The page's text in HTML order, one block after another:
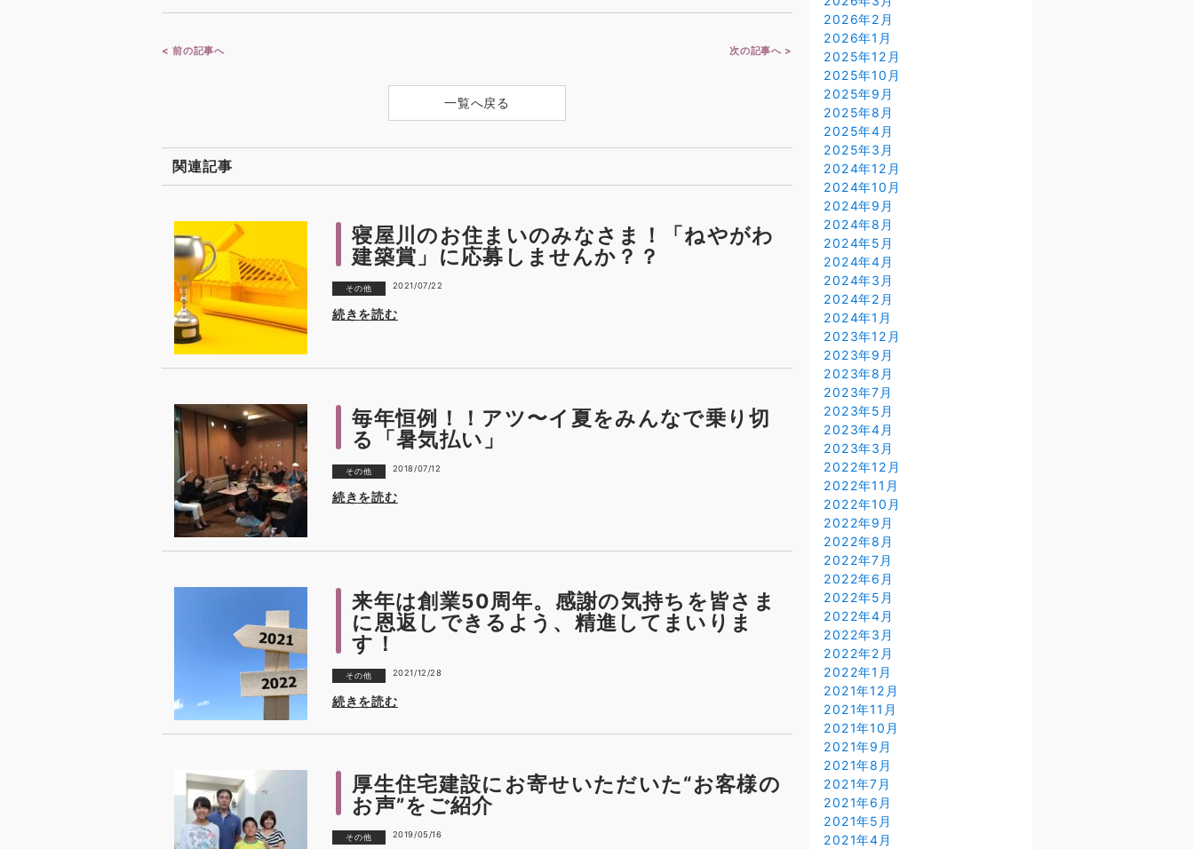
< 前の記事へ 次の記事へ >
一覧へ戻る
関連記事
寝屋川のお住まいのみなさま！「ねやがわ
建築賞」に応募しませんか？？
その他 2021/07/22
続きを読む
毎年恒例！！アツ〜イ夏をみんなで乗り切
る「暑気払い」
その他 2018/07/12
続きを読む
来年は創業50周年。感謝の気持ちを皆さま
に恩返しできるよう、精進してまいりま
す！
その他 2021/12/28
続きを読む
厚生住宅建設にお寄せいただいた“お客様の
お声”をご紹介
その他 2019/05/16
2026年2月
2026年1月
2025年12月
2025年10月
2025年9月
2025年8月
2025年4月
2025年3月
2024年12月
2024年10月
2024年9月
2024年8月
2024年5月
2024年4月
2024年3月
2024年2月
2024年1月
2023年12月
2023年9月
2023年8月
2023年7月
2023年5月
2023年4月
2023年3月
2022年12月
2022年11月
2022年10月
2022年9月
2022年8月
2022年7月
2022年6月
2022年5月
2022年4月
2022年3月
2022年2月
2022年1月
2021年12月
2021年11月
2021年10月
2021年9月
2021年8月
2021年7月
2021年6月
2021年5月
2021年4月